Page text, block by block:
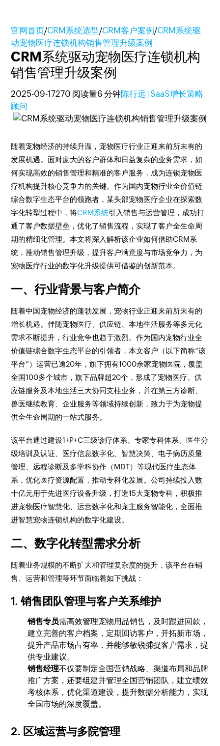
官网首页/CRM系统选型/CRM客户案例/CRM系统驱
动宠物医疗连锁机构销售管理升级案例
CRM系统驱动宠物医疗连锁机构
销售管理升级案例
2025-09-17270 阅读量6 分钟陈行远 | SaaS增长策略
顾问
随着宠物经济的持续升温，宠物医疗行业正迎来前所未有的
发展机遇。面对庞大的客户群体和日益复杂的业务需求，如
何实现高效的销售管理和精准的客户服务，成为连锁宠物医
疗机构提升核心竞争力的关键。作为国内宠物行业全价值链
综合数字生态平台的领跑者，某头部宠物医疗企业在探索数
字化转型过程中，将CRM系统引入销售与运营管理，成功打
通了客户数据壁垒，优化了销售流程，实现了客户全生命周
期的精细化管理。本文将深入解析该企业如何借助CRM系
统，推动销售管理升级，提升客户满意度与市场竞争力，为
宠物医疗行业的数字化升级提供可借鉴的创新范本。
一、行业背景与客户简介
随着中国宠物经济的蓬勃发展，宠物行业正迎来前所未有的
增长机遇。伴随宠物医疗、供应链、本地生活服务等多元化
需求不断提升，行业竞争也趋于激烈。作为国内宠物行业全
价值链综合数字生态平台的引领者，本文客户（以下简称“该
平台”）运营已逾20年，旗下拥有1000余家宠物医院，覆盖
全国100多个城市，旗下品牌超20个，形成了宠物医疗、供
应链服务及本地生活三大协同支柱业务，并在第三方诊断、
兽医继续教育、企业服务等领域持续创新，致力于为宠物提
供全生命周期的一站式服务。
该平台通过建设1+P+C三级诊疗体系、专家专科体系、医生分
级培训及认证、医疗信息数字化、智慧决策、电子病历质量
管理、远程诊断及多学科协作（MDT）等现代医疗生态体
系，优化医疗资源配置，推动专科化发展。公司持续投入数
十亿元用于先进医疗设备升级，打造15大宠物专科，积极推
进宠物医疗智慧化、运营数字化和宠主服务智能化，全面推
进智慧宠物连锁机构的数字化建设。
二、数字化转型需求分析
随着业务规模的不断扩大和管理复杂度的提升，该平台在销
售、运营和管理等环节面临着如下挑战：
1. 销售团队管理与客户关系维护
销售专员需高效管理宠物用品销售，及时跟进回款，
建立完善的客户档案，定期回访客户，开拓新市场，
提升产品市场占有率，并能够敏锐捕捉客户需求，提
供专业建议。
销售经理不仅要制定全国营销战略、渠道布局和品牌
推广方案，还要组建并管理全国营销团队，建立绩效
考核体系，优化渠道建设，提升数据分析能力，实现
全国市场的深度覆盖。
2. 区域运营与多院管理